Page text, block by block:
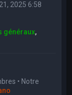
2025 6:58
généraux,
• Notre